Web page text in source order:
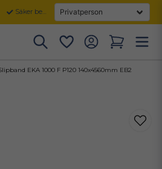
Säker betalning
EKA 1000 F P120 140x4560mm EB2